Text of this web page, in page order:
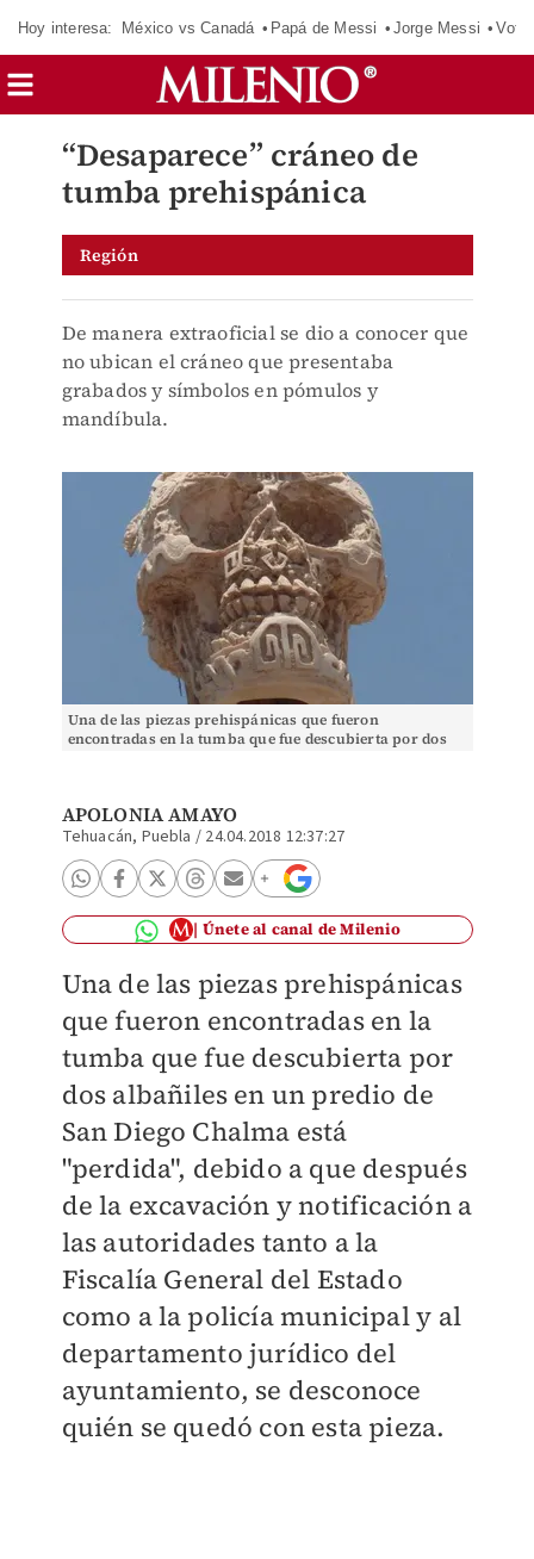
Hoy interesa: México vs Canadá Papá de Messi Jorge Messi
“Desaparece” cráneo de
tumba prehispánica
Región
De manera extraoficial se dio a conocer que
no ubican el cráneo que presentaba
grabados y símbolos en pómulos y
mandíbula.
Una de las piezas prehispánicas que fueron
encontradas en la tumba que fue descubierta por dos
APOLONIA AMAYO
Tehuacán, Puebla / 24.04.2018 12:37:27
Únete al canal de Milenio
Una de las piezas prehispánicas
que fueron encontradas en la
tumba que fue descubierta por
dos albañiles en un predio de
San Diego Chalma está
"perdida", debido a que después
de la excavación y notificación a
las autoridades tanto a la
Fiscalía General del Estado
como a la policía municipal y al
departamento jurídico del
ayuntamiento, se desconoce
quién se quedó con esta pieza.